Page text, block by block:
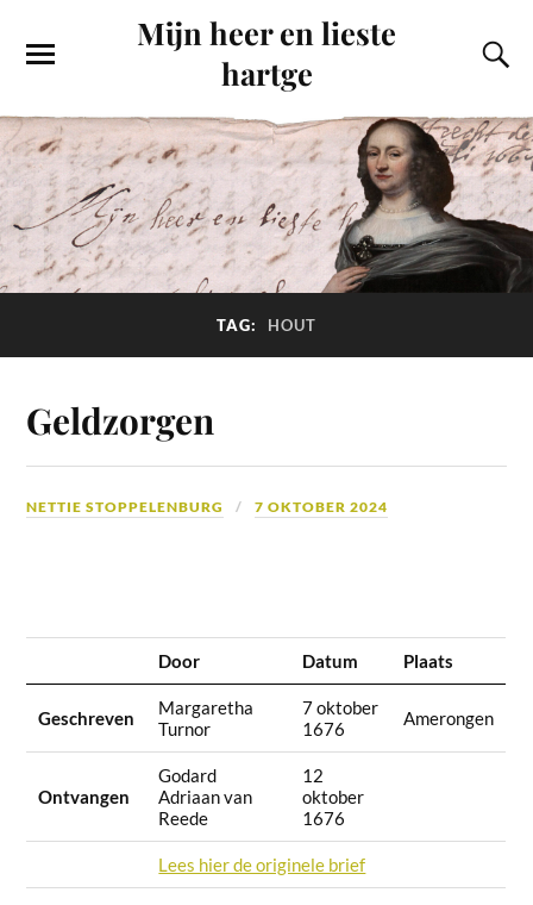
Mijn heer en lieste
hartge
TAG: HOUT
Geldzorgen
NETTIE STOPPELENBURG 7 OKTOBER 2024
Door Datum Plaats
Geschreven
Margaretha
Turnor
7 oktober
1676
Amerongen
Ontvangen
Godard
Adriaan van
Reede
12
oktober
1676
Lees hier de originele brief